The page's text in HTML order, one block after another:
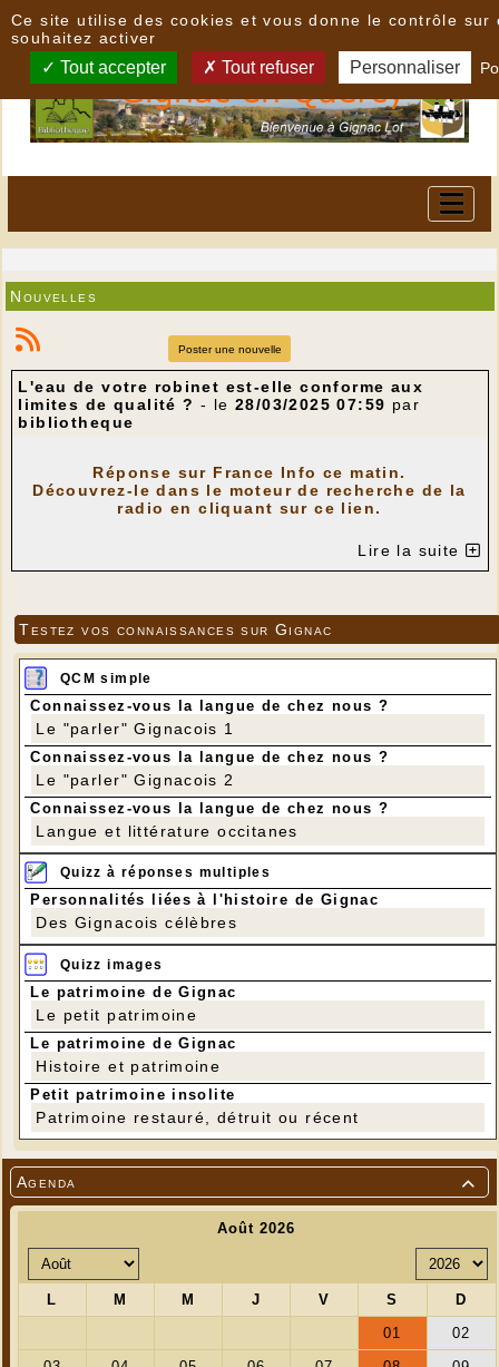

Agenda
Nouvelles
Poster une nouvelle
L'eau de votre robinet est-elle conforme aux
limites de qualité ? - le 28/03/2025 07:59 par
bibliotheque
Réponse sur France Info ce matin.
Découvrez-le dans le moteur de recherche de la
radio en cliquant sur ce lien.
Lire la suite
Testez vos connaissances sur Gignac
QCM simple
Connaissez-vous la langue de chez nous ?
Le "parler" Gignacois 1
Connaissez-vous la langue de chez nous ?
Le "parler" Gignacois 2
Connaissez-vous la langue de chez nous ?
Langue et littérature occitanes
Quizz à réponses multiples
Personnalités liées à l'histoire de Gignac
Des Gignacois célèbres
Quizz images
Le patrimoine de Gignac
Le petit patrimoine
Le patrimoine de Gignac
Histoire et patrimoine
Petit patrimoine insolite
Patrimoine restauré, détruit ou récent
Ce site utilise des cookies et vous donne le contrôle sur
souhaitez activer
Tout accepter Tout refuser Personnaliser